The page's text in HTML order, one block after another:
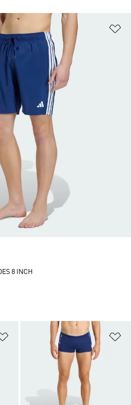
Ajouter à la Liste de produits
8 INCH